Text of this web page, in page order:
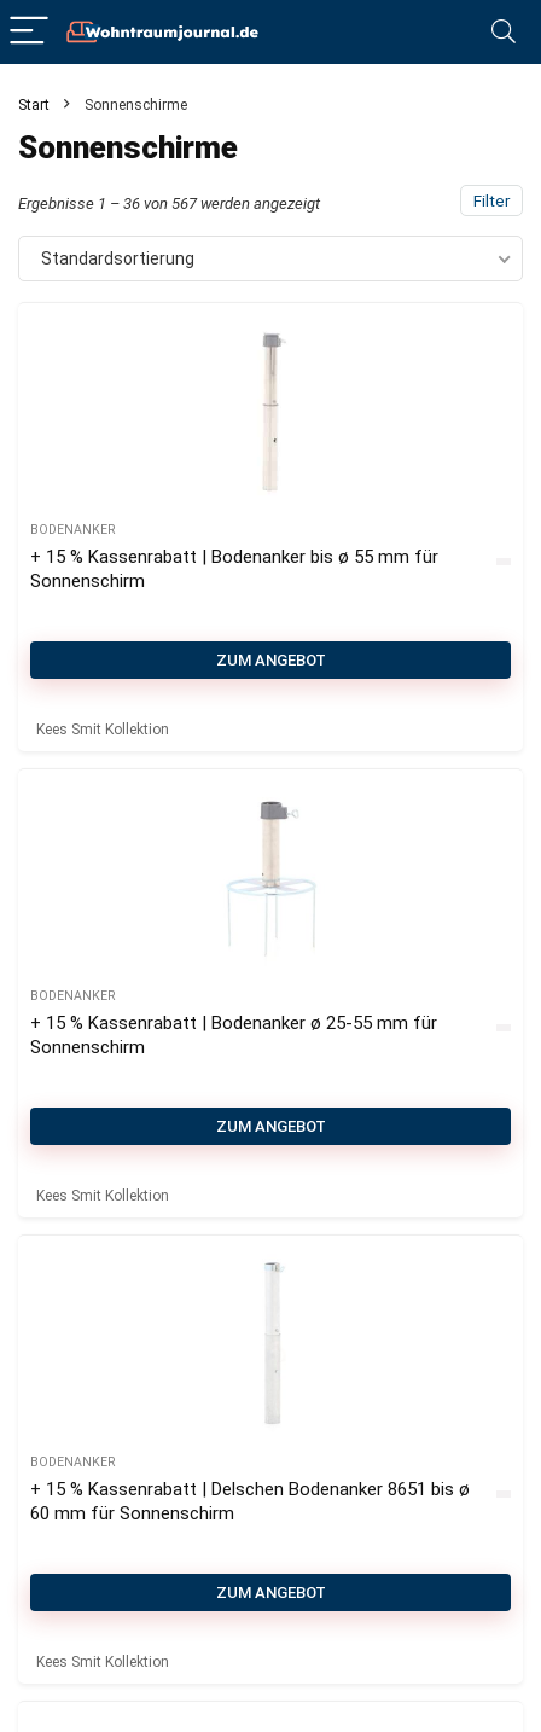
Start Sonnenschirme
Sonnenschirme
Filter
Ergebnisse 1 – 36 von 567 werden angezeigt
Standardsortierung
BODENANKER
+ 15 % Kassenrabatt | Bodenanker bis ø 55 mm für
Sonnenschirm
ZUM ANGEBOT
Kees Smit Kollektion
BODENANKER
+ 15 % Kassenrabatt | Bodenanker ø 25-55 mm für
Sonnenschirm
ZUM ANGEBOT
Kees Smit Kollektion
BODENANKER
+ 15 % Kassenrabatt | Delschen Bodenanker 8651 bis ø
60 mm für Sonnenschirm
ZUM ANGEBOT
Kees Smit Kollektion